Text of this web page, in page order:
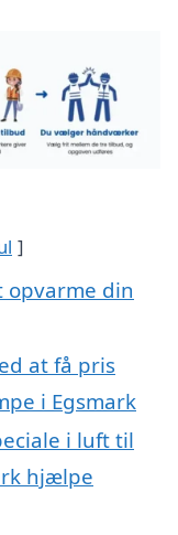
opvarme din
at få pris
i Egsmark
i luft til
hjælpe